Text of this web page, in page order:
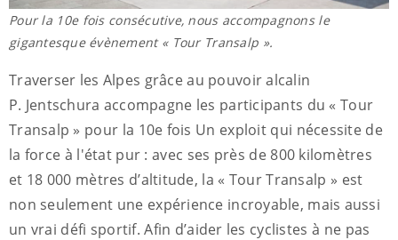
Pour la 10e fois consécutive, nous accompagnons le
gigantesque évènement « Tour Transalp ».
Traverser les Alpes grâce au pouvoir alcalin
P. Jentschura accompagne les participants du « Tour
Transalp » pour la 10e fois Un exploit qui nécessite de
la force à l'état pur : avec ses près de 800 kilomètres
et 18 000 mètres d’altitude, la « Tour Transalp » est
non seulement une expérience incroyable, mais aussi
un vrai défi sportif. Afin d’aider les cyclistes à ne pas